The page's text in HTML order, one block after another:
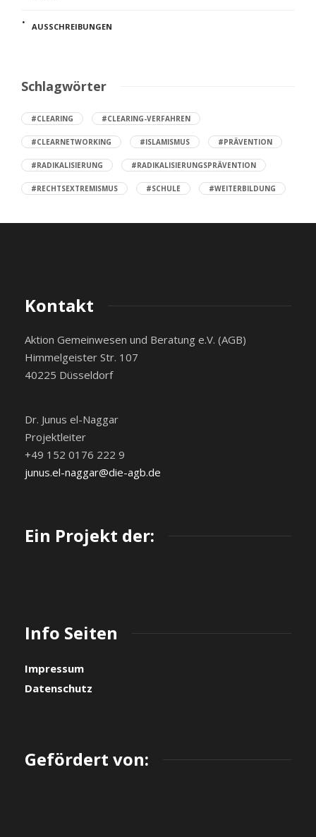
AUSSCHREIBUNGEN
Schlagwörter
#CLEARING #CLEARING-VERFAHREN
#CLEARNETWORKING #ISLAMISMUS #PRÄVENTION
#RADIKALISIERUNG #RADIKALISIERUNGSPRÄVENTION
#RECHTSEXTREMISMUS #SCHULE #WEITERBILDUNG
Kontakt
Aktion Gemeinwesen und Beratung e.V. (AGB)
Himmelgeister Str. 107
40225 Düsseldorf
Dr. Junus el-Naggar
Projektleiter
+49 152 0176 222 9
junus.el-naggar@die-agb.de
Ein Projekt der:
Info Seiten
Impressum
Datenschutz
Gefördert von: